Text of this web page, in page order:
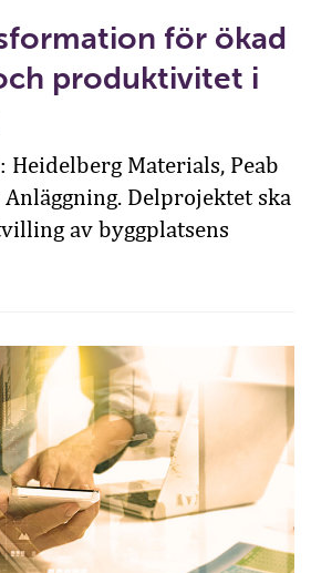
för ökad
produktivitet i
Heidelberg Materials, Peab
Anläggning. Delprojektet ska
av byggplatsens